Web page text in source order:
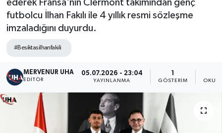
ederek Fransa'nın Clermont takımından genç
futbolcu İlhan Fakılı ile 4 yıllık resmi sözleşme
imzaladığını duyurdu.
#Besiktasilhanfakili
MERVENUR UHA
EDITÖR
05.07.2026 - 23:04
YAYINLANMA GÖSTERIM
Yaşam
Son Dakika Haberleri
Haber Arşivi